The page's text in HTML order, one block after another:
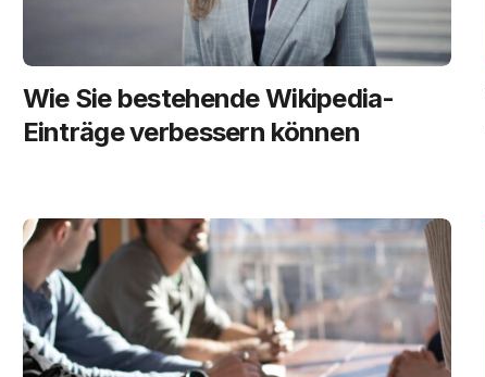
Wie Sie bestehende Wikipedia-
Einträge verbessern können